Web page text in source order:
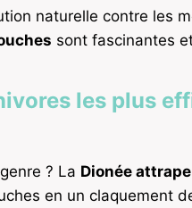
naturelle contre les
sont fascinantes
les plus
? La Dionée
en un claquement